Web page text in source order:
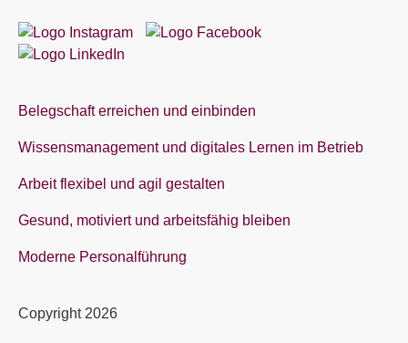
Belegschaft erreichen und einbinden
Wissensmanagement und digitales Lernen im Betrieb
Arbeit flexibel und agil gestalten
Gesund, motiviert und arbeitsfähig bleiben
Moderne Personalführung
Copyright 2026